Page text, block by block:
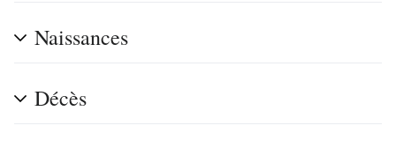
Naissances
Décès